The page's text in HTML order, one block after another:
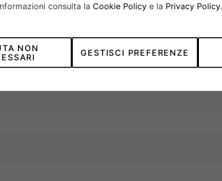
consulta la Cookie Policy e la Privacy Policy.
NON
GESTISCI PREFERENZE